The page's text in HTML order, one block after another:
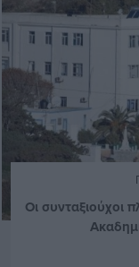
Οι συνταξιούχοι